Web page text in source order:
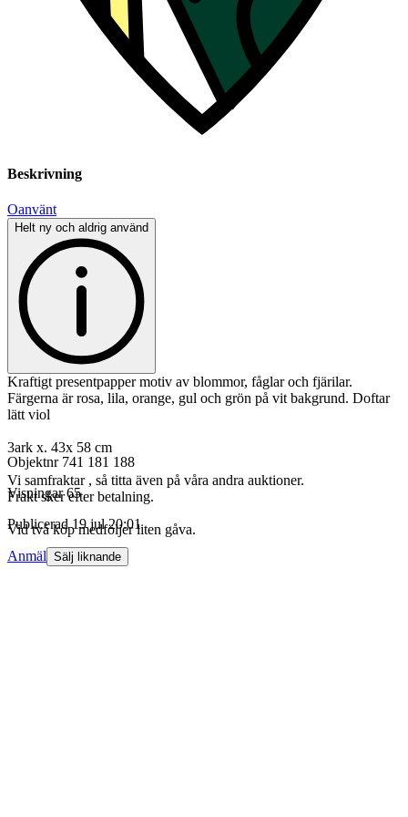
Beskrivning
Oanvänt
Helt ny och aldrig använd
Kraftigt presentpapper motiv av blommor, fåglar och fjärilar.
Färgerna är rosa, lila, orange, gul och grön på vit bakgrund. Doftar
lätt viol
3ark x. 43x 58 cm
Vi samfraktar , så titta även på våra andra auktioner.
Frakt sker efter betalning.
Vid två köp medföljer liten gåva.
Objektnr 741 181 188
Visningar 65
Publicerad 19 jul 20:01
Anmäl Sälj liknande